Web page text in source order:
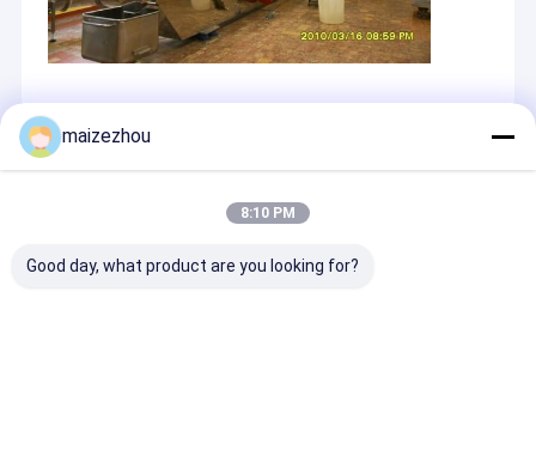
Recommended Products
maizezhou
8:10 PM
Good day, what product are you looking for?